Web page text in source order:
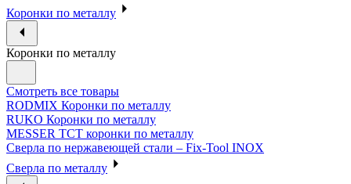
Коронки по металлу
Коронки по металлу
Смотреть все товары
RODMIX Коронки по металлу
RUKO Коронки по металлу
MESSER ТСТ коронки по металлу
Сверла по нержавеющей стали – Fix-Tool INOX
Сверла по металлу